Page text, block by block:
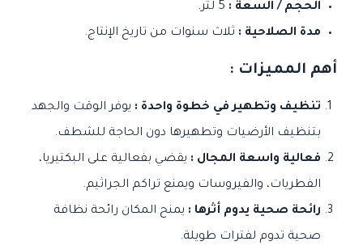
الحجم / السعة :
مدة الصلاحية : ثلاث سنوات من تاريخ الإنتاج.
أهم المميزات :
تنظيف وتطهير في خطوة واحدة : يوفر الوقت والجهد
بتنظيف الأرضيات وتطهيرها دون الحاجة للشطف.
فعالية واسعة المجال : يقضي بفعالية على البكتيريا،
الفطريات، والفيروسات ويمنع تراكم الجراثيم.
رائحة صحية يدوم أثرها : يمنح المكان رائحة نظافة
صحية تدوم لفترات طويلة.